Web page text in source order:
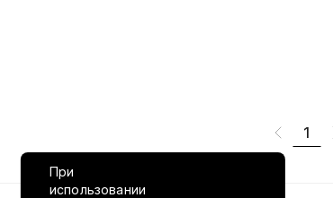
1
При
использовании